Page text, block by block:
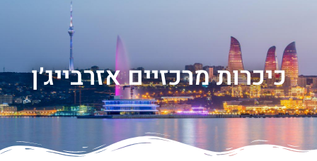
כיכרות מרכזיים אזרבייג׳ן